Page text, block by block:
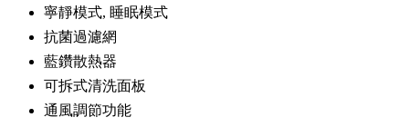
寧靜模式, 睡眠模式
抗菌過濾網
藍鑽散熱器
可拆式清洗面板
通風調節功能